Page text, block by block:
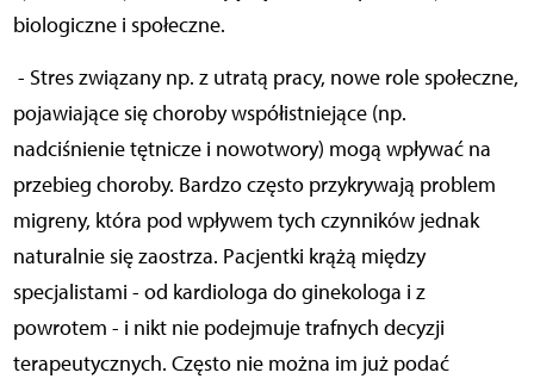
biologiczne i społeczne.
- Stres związany np. z utratą pracy, nowe role społeczne,
pojawiające się choroby współistniejące (np.
nadciśnienie tętnicze i nowotwory) mogą wpływać na
przebieg choroby. Bardzo często przykrywają problem
migreny, która pod wpływem tych czynników jednak
naturalnie się zaostrza. Pacjentki krążą między
specjalistami - od kardiologa do ginekologa i z
powrotem - i nikt nie podejmuje trafnych decyzji
terapeutycznych. Często nie można im już podać